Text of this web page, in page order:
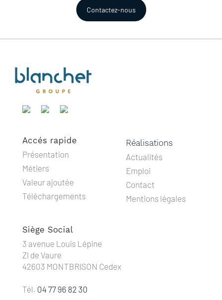
Contactez-nous
Accés rapide
Présentation
Métiers
Valeur ajoutée
Téléchargements
Réalisations
Actualités
Emploi
Contact
Mentions légales
Siège Social
3 avenue Louis Lépine
ZI de Vaure
42603 MONTBRISON Cedex
Tél. 04 77 96 82 30